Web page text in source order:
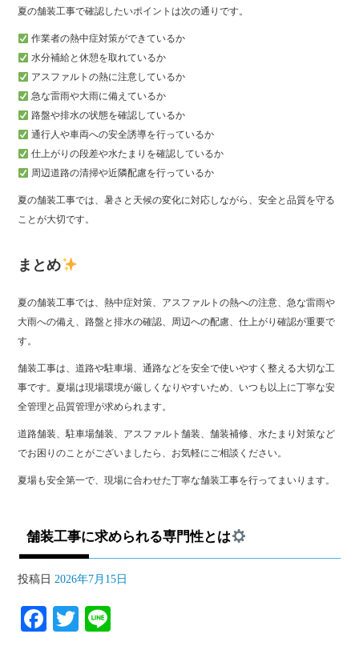
夏の舗装工事で確認したいポイントは次の通りです。
作業者の熱中症対策ができているか
水分補給と休憩を取れているか
アスファルトの熱に注意しているか
急な雷雨や大雨に備えているか
路盤や排水の状態を確認しているか
通行人や車両への安全誘導を行っているか
仕上がりの段差や水たまりを確認しているか
周辺道路の清掃や近隣配慮を行っているか
夏の舗装工事では、暑さと天候の変化に対応しながら、安全と品質を守る
ことが大切です。
まとめ
夏の舗装工事では、熱中症対策、アスファルトの熱への注意、急な雷雨や
大雨への備え、路盤と排水の確認、周辺への配慮、仕上がり確認が重要で
す。
舗装工事は、道路や駐車場、通路などを安全で使いやすく整える大切な工
事です。夏場は現場環境が厳しくなりやすいため、いつも以上に丁寧な安
全管理と品質管理が求められます。
道路舗装、駐車場舗装、アスファルト舗装、舗装補修、水たまり対策など
でお困りのことがございましたら、お気軽にご相談ください。
夏場も安全第一で、現場に合わせた丁寧な舗装工事を行ってまいります。
舗装工事に求められる専門性とは
投稿日 2026年7月15日
Fa T